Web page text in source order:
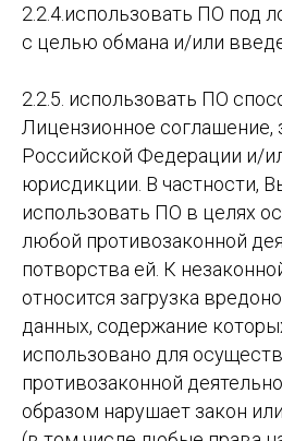
2.2.4.использовать ПО под
с целью обмана и/или
2.2.5. использовать ПО
Лицензионное соглашение,
Российской Федерации и/
юрисдикции. В частности,
использовать ПО в целях
любой противозаконной
потворства ей. К
относится загрузка
данных, содержание
использовано для
противозаконной
образом нарушает закон